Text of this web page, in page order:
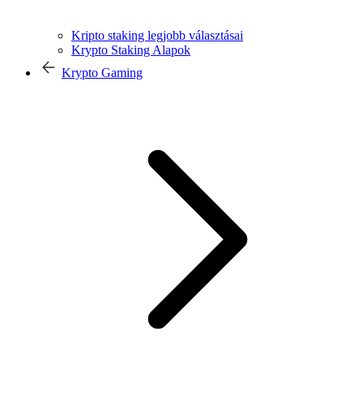
Kripto staking legjobb választásai
Krypto Staking Alapok
Krypto Gaming